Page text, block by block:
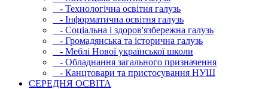
- Технологічна освітня галузь
- Інфopматична освітня галузь
- Соціальна і здоров'язбережна галузь
- Громадянська та історична галузь
- Меблі Нової української школи
- Обладнання загального призначення
- Канцтовари та пристосування НУШ
СЕРЕДНЯ ОСВIТА